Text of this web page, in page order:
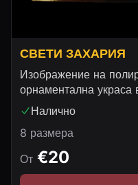
СВЕТИ ЗАХАРИЯ
Изображение на
орнаментална украса
Налично
8 размера
От €20